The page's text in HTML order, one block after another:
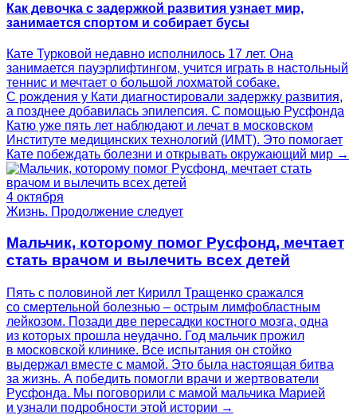
Как девочка с задержкой развития узнает мир,
занимается спортом и собирает бусы
Кате Турковой недавно исполнилось 17 лет. Она
занимается пауэрлифтингом, учится играть в настольный
теннис и мечтает о большой лохматой собаке.
С рождения у Кати диагностировали задержку развития,
а позднее добавилась эпилепсия. С помощью Русфонда
Катю уже пять лет наблюдают и лечат в московском
Институте медицинских технологий (ИМТ). Это помогает
Кате побеждать болезни и открывать окружающий мир →
4 октября
Жизнь. Продолжение следует
Мальчик, которому помог Русфонд, мечтает
стать врачом и вылечить всех детей
Пять с половиной лет Кирилл Тращенко сражался
со смертельной болезнью – острым лимфобластным
лейкозом. Позади две пересадки костного мозга, одна
из которых прошла неудачно. Год мальчик прожил
в московской клинике. Все испытания он стойко
выдержал вместе с мамой. Это была настоящая битва
за жизнь. А победить помогли врачи и жертвователи
Русфонда. Мы поговорили с мамой мальчика Марией
и узнали подробности этой истории →